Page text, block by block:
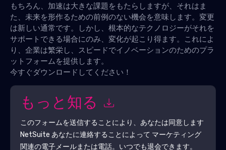
もちろん、加速は大きな課題をもたらしますが、それはま
た、未来を形作るための前例のない機会を意味します。変更
は新しい通常です。しかし、根本的なテクノロジーがそれを
サポートできる場合にのみ、変化が起こり得ます。これによ
り、企業は繁栄し、スピードでイノベーションのためのプラ
ットフォームを提供します。
今すぐダウンロードしてください！
もっと知る
このフォームを送信することにより、あなたは同意します
NetSuite あなたに連絡することによって マーケティング
関連の電子メールまたは電話。いつでも退会できます。